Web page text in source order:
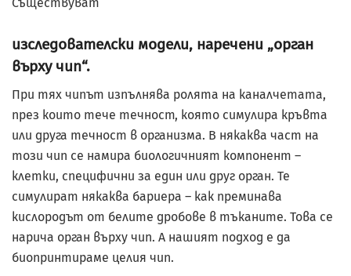
изследователски модели, наречени „орган
върху чип“.
При тях чипът изпълнява ролята на каналчетата,
през които тече течност, която симулира кръвта
или друга течност в организма. В някаква част на
този чип се намира биологичният компонент –
клетки, специфични за един или друг орган. Те
симулират някаква бариера – как преминава
кислородът от белите дробове в тъканите. Това се
нарича орган върху чип. А нашият подход е да
биопринтираме целия чип.